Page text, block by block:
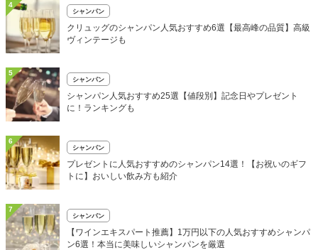
4
シャンパン
クリュッグのシャンパン人気おすすめ6選【最高峰の品質】高級
ヴィンテージも
5
シャンパン
シャンパン人気おすすめ25選【値段別】記念日やプレゼント
に！ランキングも
6
シャンパン
プレゼントに人気おすすめのシャンパン14選！【お祝いのギフ
トに】おいしい飲み方も紹介
7
シャンパン
【ワインエキスパート推薦】1万円以下の人気おすすめシャンパ
ン6選！本当に美味しいシャンパンを厳選